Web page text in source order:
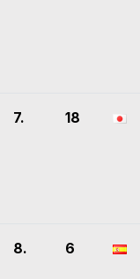
7. 18
8. 6